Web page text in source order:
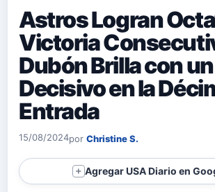
Astros Logran
Victoria
Dubón Brilla con
Decisivo en la
Entrada
15/08/2024por Christine S.
＋ Agregar USA Diario en